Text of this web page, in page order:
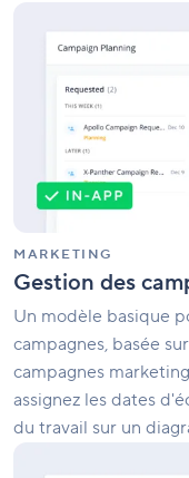
MARKETING
Gestion des
Un modèle basique
campagnes, basée
campagnes
assignez les dates
du travail sur un
campagnes
marketing